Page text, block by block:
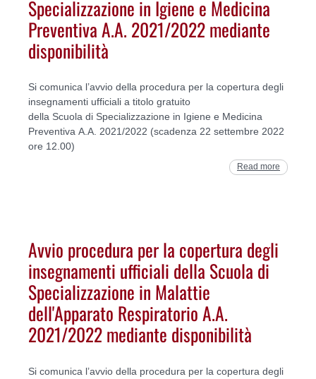
Specializzazione in Igiene e Medicina
Preventiva A.A. 2021/2022 mediante
disponibilità
Si comunica l’avvio della procedura per la copertura degli
insegnamenti ufficiali a titolo gratuito
della Scuola di Specializzazione in Igiene e Medicina
Preventiva A.A. 2021/2022 (scadenza 22 settembre 2022
ore 12.00)
Read more
Avvio procedura per la copertura degli
insegnamenti ufficiali della Scuola di
Specializzazione in Malattie
dell'Apparato Respiratorio A.A.
2021/2022 mediante disponibilità
Si comunica l’avvio della procedura per la copertura degli